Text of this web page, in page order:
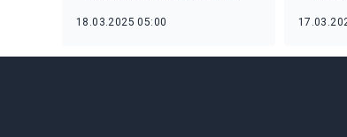
18.03.2025 05:00